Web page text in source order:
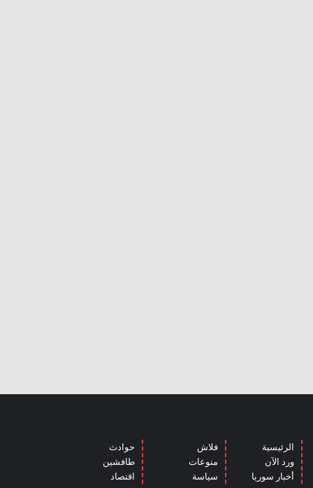
الرئيسية
ورد الآن
أخبار سوريا
فلاش
منوعات
سياسة
حوادث
طافشين
اقتصاد